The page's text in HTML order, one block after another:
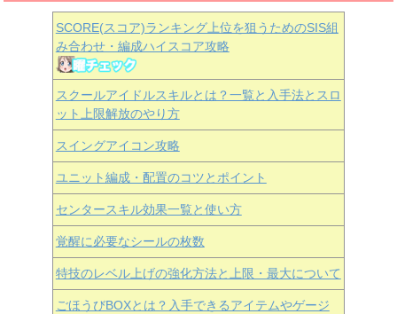
SCORE(スコア)ランキング上位を狙うためのSIS組
み合わせ・編成ハイスコア攻略
スクールアイドルスキルとは？一覧と入手法とスロ
ット上限解放のやり方
スイングアイコン攻略
ユニット編成・配置のコツとポイント
センタースキル効果一覧と使い方
覚醒に必要なシールの枚数
特技のレベル上げの強化方法と上限・最大について
ごほうびBOXとは？入手できるアイテムやゲージ